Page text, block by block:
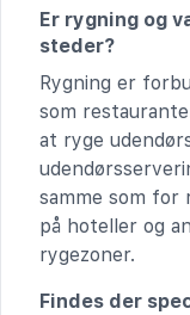
Er rygning og
steder?
Rygning er
som
at ryge
samme som for
på hoteller og
rygezoner.
Findes der